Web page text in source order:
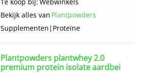
Bekijk alles van Plantpowders
Supplementen | Proteïne
Plantpowders plantwhey 2.0
premium protein isolate aardbei